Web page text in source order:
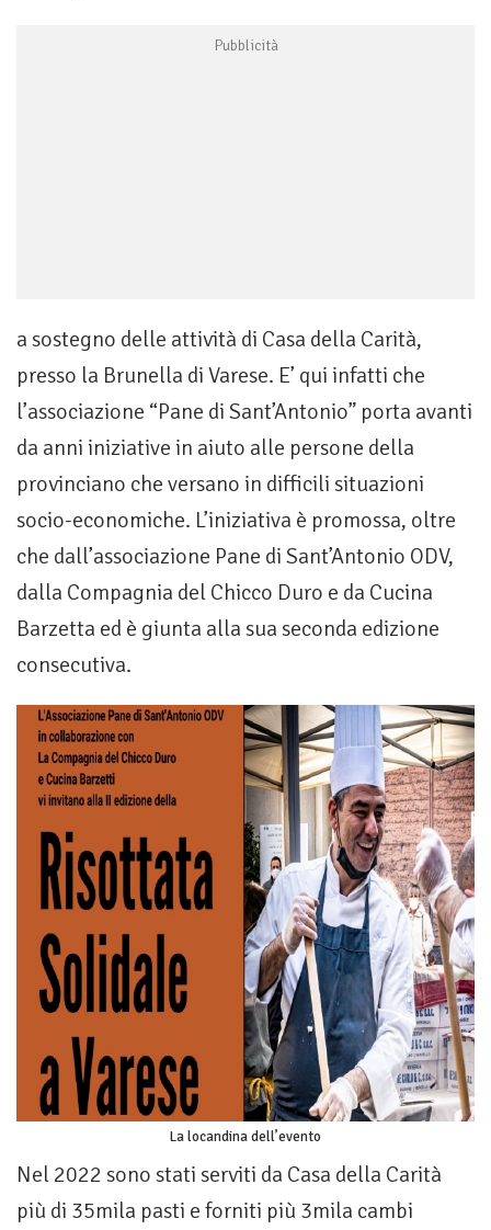
a sostegno delle attività di Casa della Carità,
presso la Brunella di Varese. E’ qui infatti che
l’associazione “Pane di Sant’Antonio” porta avanti
da anni iniziative in aiuto alle persone della
provinciano che versano in difficili situazioni
socio-economiche. L’iniziativa è promossa, oltre
che dall’associazione Pane di Sant’Antonio ODV,
dalla Compagnia del Chicco Duro e da Cucina
Barzetta ed è giunta alla sua seconda edizione
consecutiva.
La locandina dell’evento
Nel 2022 sono stati serviti da Casa della Carità
più di 35mila pasti e forniti più 3mila cambi